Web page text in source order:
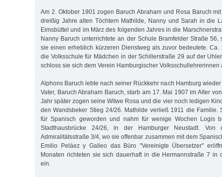
Am 2. Oktober 1901 zogen Baruch Abraham und Rosa Baruch
dreißig Jahre alten Töchtern Mathilde, Nanny und Sarah in die
Eimsbüttel und im März des folgenden Jahres in die
Nanny Baruch unterrichtete an der Schule Bramfelder Straße 56,
sie einen erheblich kürzeren Dienstweg als zuvor bedeutete.
die Volksschule für Mädchen in der Schillerstraße 29 auf der
schloss sie sich dem Verein Hamburgischer Volksschullehrerinnen
Alphons Baruch lebte nach seiner Rückkehr nach Hamburg
Vater, Baruch Abraham Baruch, starb am 17. Mai 1907 im Alter
Jahr später zogen seine Witwe Rosa und die vier noch ledigen
den Wandsbeker Stieg 24/26. Mathilde verließ 1911 die Familie.
für Spanisch geworden und nahm für wenige Wochen Logis
Stadthausbrücke 24/26, in der Hamburger Neustadt.
Admiralitätsstraße 3/4, wo sie offenbar zusammen mit dem
Emilio Peláez y Galleo das Büro "Vereinigte Übersetzer"
Monaten richteten sie sich dauerhaft in die Hermannstraße 7 in
ein.